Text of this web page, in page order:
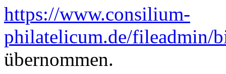
https://www.consilium-
philatelicum.de/fileadmin/
übernommen.